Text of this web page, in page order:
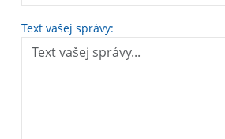
Text vašej správy: